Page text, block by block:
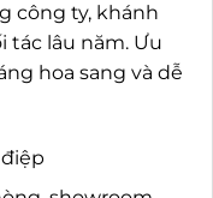
công ty, khánh
tác lâu năm. Ưu
hoa sang và dễ